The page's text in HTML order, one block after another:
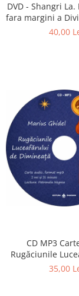
DVD - Shangri
fara margini a
catre
40,00
CD MP3
Rugăciunile
35,00